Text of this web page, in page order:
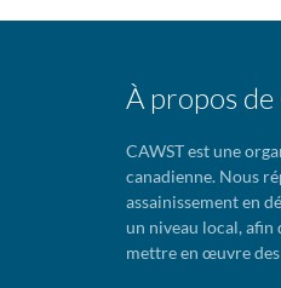
À propos
CAWST est une
canadienne. Nous
assainissement en
un niveau local, afin
mettre en œuvre